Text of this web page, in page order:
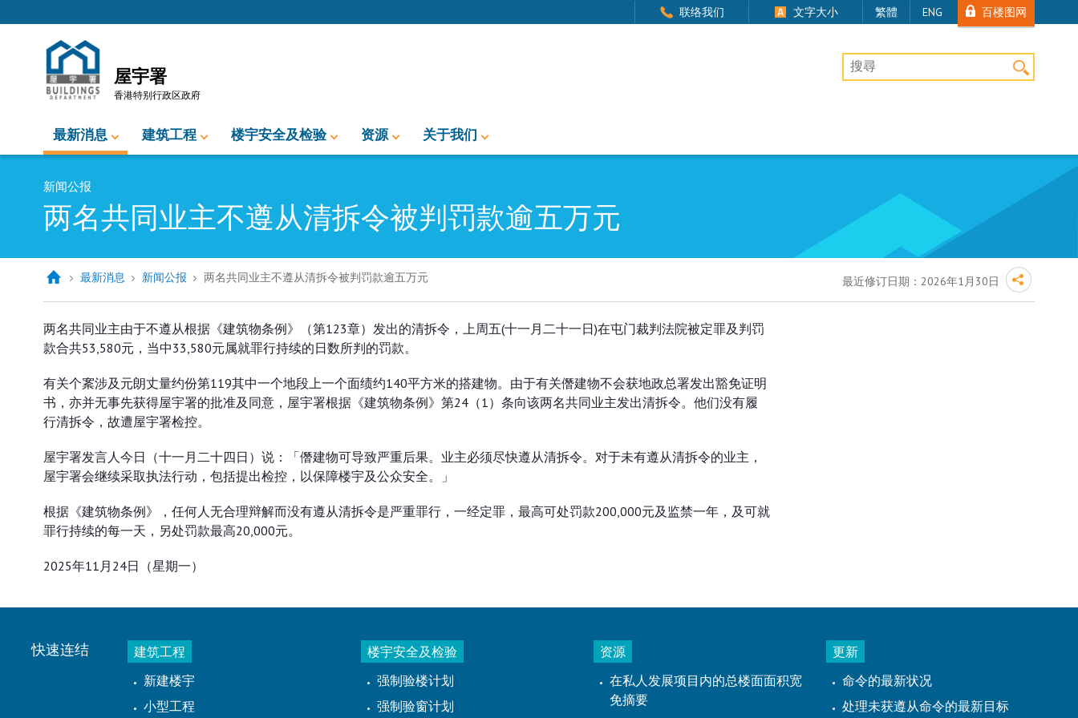
联络我们 文字大小 繁體 ENG 百楼图网
屋宇署
香港特别行政区政府
桌上版网站搜寻
最新消息 建筑工程 楼宇安全及检验 资源 关于我们
新闻公报
两名共同业主不遵从清拆令被判罚款逾五万元
最新消息 新闻公报 两名共同业主不遵从清拆令被判罚款逾五万元 最近修订日期：2026年1月30日
两名共同业主不遵从清拆令被判罚款逾五万元
两名共同业主由于不遵从根据《建筑物条例》（第123章）发出的清拆令，上周五(十一月二十一日)在屯门裁判法院被定罪及判罚
款合共53,580元，当中33,580元属就罪行持续的日数所判的罚款。
有关个䅁涉及元朗丈量约份第119其中一个地段上一个面绩约140平方米的搭建物。由于有关僭建物不会获地政总署发出豁免证明
书，亦并无事先获得屋宇署的批准及同意，屋宇署根据《建筑物条例》第24（1）条向该两名共同业主发出清拆令。他们没有履
行清拆令，故遭屋宇署检控。
屋宇署发言人今日（十一月二十四日）说：「僭建物可导致严重后果。业主必须尽快遵从清拆令。对于未有遵从清拆令的业主，
屋宇署会继续采取执法行动，包括提出检控，以保障楼宇及公众安全。」
根据《建筑物条例》，任何人无合理辩解而没有遵从清拆令是严重罪行，一经定罪，最高可处罚款200,000元及监禁一年，及可就
罪行持续的每一天，另处罚款最高20,000元。
2025年11月24日（星期一）
快速连结
建筑工程
新建楼宇
小型工程
楼宇安全及检验
强制验楼计划
强制验窗计划
资源
在私人发展项目内的总楼面面积宽
免摘要
更新
命令的最新状况
处理未获遵从命令的最新目标